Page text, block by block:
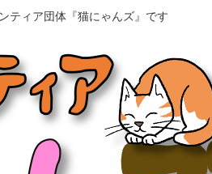
ティア団体『猫にゃんズ』です